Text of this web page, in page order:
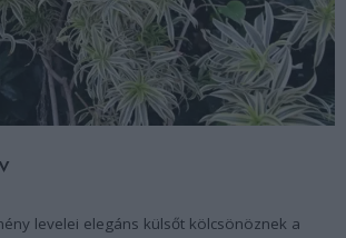
levelei elegáns külsőt kölcsönöznek a